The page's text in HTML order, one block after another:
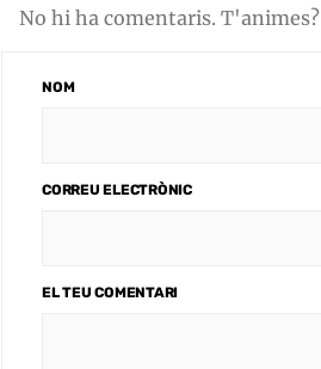
No hi ha comentaris. T'animes?
NOM
CORREU ELECTRÒNIC
EL TEU COMENTARI